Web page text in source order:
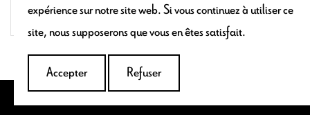
expérience sur notre site web. Si vous continuez à utiliser ce
site, nous supposerons que vous en êtes satisfait.
Accepter Refuser